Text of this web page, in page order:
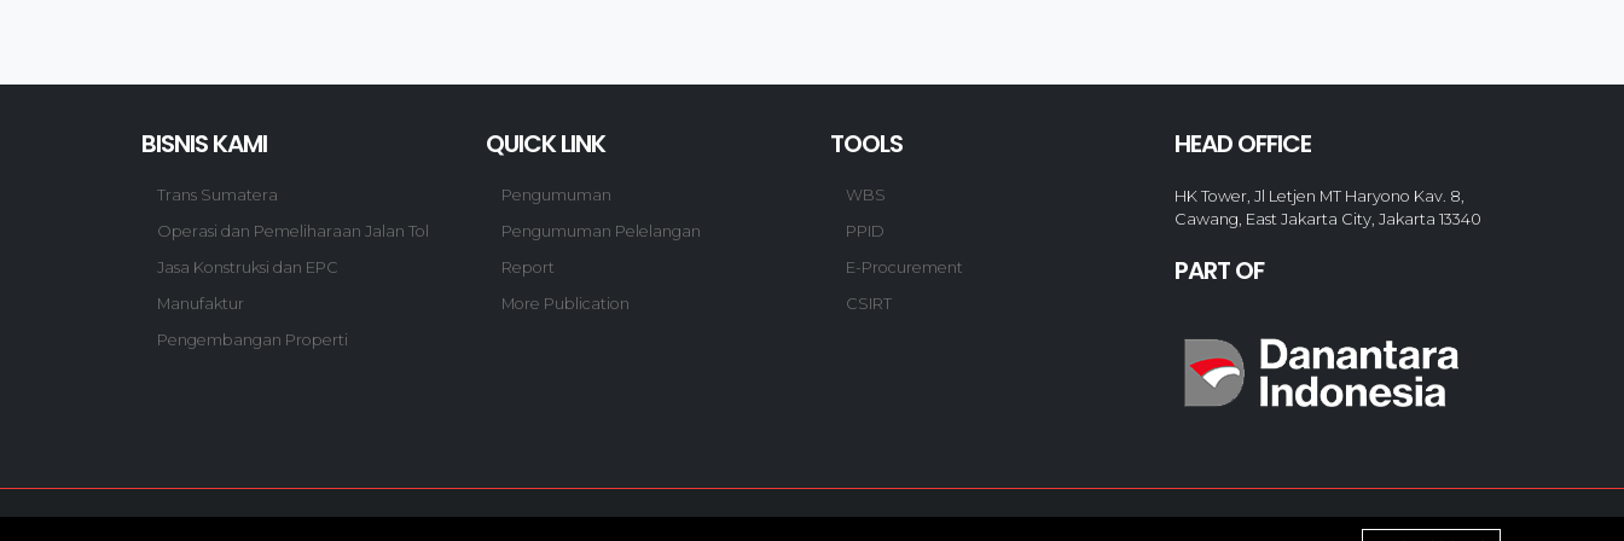
BISNIS KAMI
Trans Sumatera
Operasi dan Pemeliharaan Jalan Tol
Jasa Konstruksi dan EPC
Manufaktur
Pengembangan Properti
QUICK LINK
Pengumuman
Pengumuman Pelelangan
Report
More Publication
TOOLS
WBS
PPID
E-Procurement
CSIRT
HEAD OFFICE
HK Tower, Jl Letjen MT Haryono Kav. 8,
Cawang, East Jakarta City, Jakarta 13340
PART OF